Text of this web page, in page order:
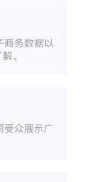
商务数据以
。
受众展示广